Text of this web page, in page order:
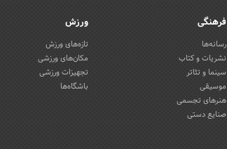
فرهنگی
رسانه‌ها
نشریات و کتاب
سینما و تئاتر
موسیقی
هنرهای تجسمی
صنایع دستی
ورزش
تازه‌های ورزش
مکان‌های ورزشی
تجهیزات ورزشی
باشگاه‌ها